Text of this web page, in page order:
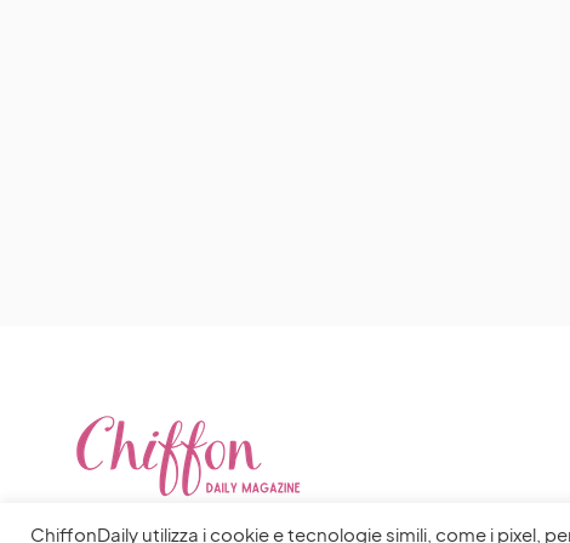
ChiffonDaily utilizza i cookie e tecnologie simili, come i pixel,